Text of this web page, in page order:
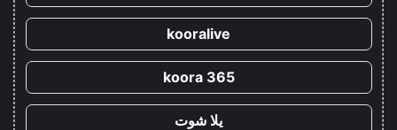
kooralive
koora 365
يلا شوت